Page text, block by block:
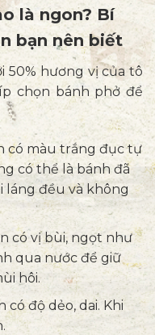
là ngon? Bí
bạn nên biết
50% hương vị của tô
chọn bánh phở để
có màu trắng đục tự
có thể là bánh đã
láng đều và không
có vị bùi, ngọt như
qua nước để giữ
hôi.
độ dẻo, dai. Khi